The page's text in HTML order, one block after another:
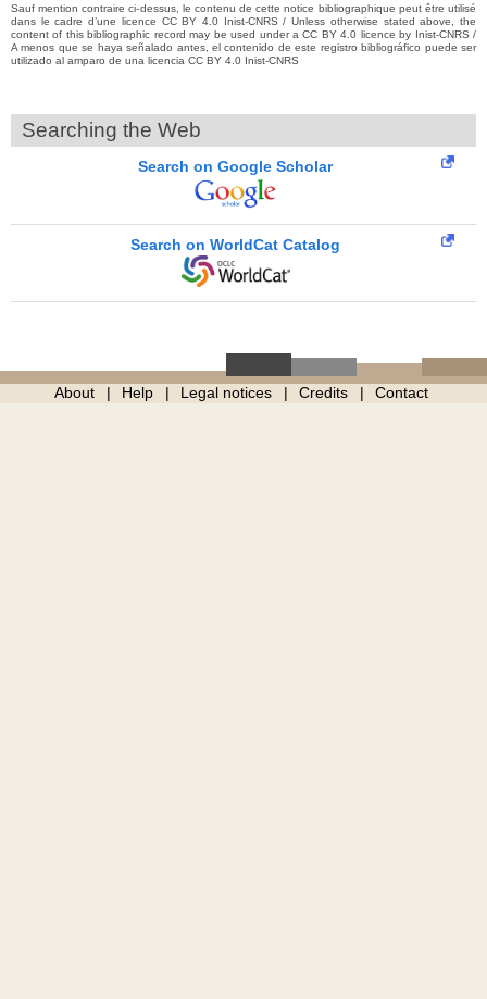
Sauf mention contraire ci-dessus, le contenu de cette notice bibliographique peut être utilisé
dans le cadre d’une licence CC BY 4.0 Inist-CNRS / Unless otherwise stated above, the
content of this bibliographic record may be used under a CC BY 4.0 licence by Inist-CNRS /
A menos que se haya señalado antes, el contenido de este registro bibliográfico puede ser
utilizado al amparo de una licencia CC BY 4.0 Inist-CNRS
Searching the Web
Search on Google Scholar
Search on WorldCat Catalog
About Help Legal notices Credits Contact